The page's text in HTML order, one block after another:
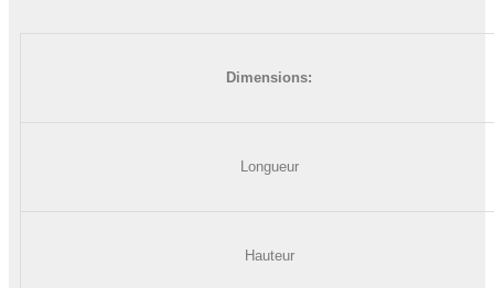
Dimensions:
Longueur
Hauteur